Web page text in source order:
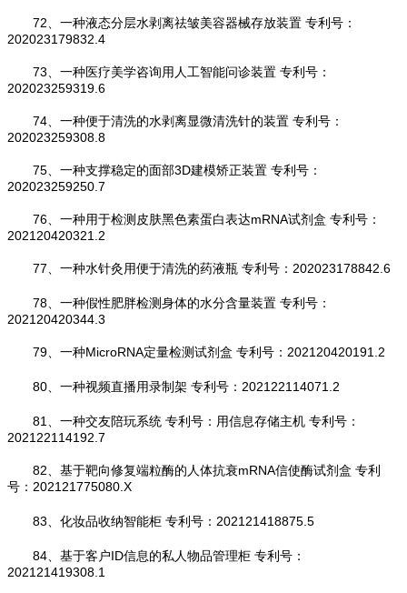
72、一种液态分层水剥离祛皱美容器械存放装置 专利号：
202023179832.4
73、一种医疗美学咨询用人工智能问诊装置 专利号：
202023259319.6
74、一种便于清洗的水剥离显微清洗针的装置 专利号：
202023259308.8
75、一种支撑稳定的面部3D建模矫正装置 专利号：
202023259250.7
76、一种用于检测皮肤黑色素蛋白表达mRNA试剂盒 专利号：
202120420321.2
77、一种水针灸用便于清洗的药液瓶 专利号：202023178842.6
78、一种假性肥胖检测身体的水分含量装置 专利号：
202120420344.3
79、一种MicroRNA定量检测试剂盒 专利号：202120420191.2
80、一种视频直播用录制架 专利号：202122114071.2
81、一种交友陪玩系统 专利号：用信息存储主机 专利号：
202122114192.7
82、基于靶向修复端粒酶的人体抗衰mRNA信使酶试剂盒 专利
号：202121775080.X
83、化妆品收纳智能柜 专利号：202121418875.5
84、基于客户ID信息的私人物品管理柜 专利号：
202121419308.1